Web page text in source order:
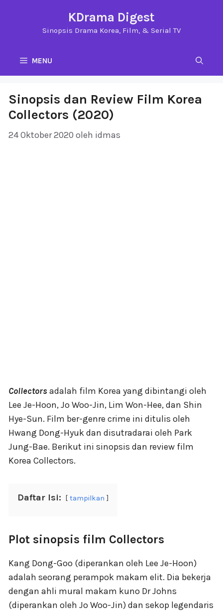
KDrama Digest
Sinopsis Drama Korea, Film, & Serial TV
MENU
Sinopsis dan Review Film Korea
Collectors (2020)
24 Oktober 2020 oleh idmas
Collectors adalah film Korea yang dibintangi oleh
Lee Je-Hoon, Jo Woo-Jin, Lim Won-Hee, dan Shin
Hye-Sun. Film ber-genre crime ini ditulis oleh
Hwang Dong-Hyuk dan disutradarai oleh Park
Jung-Bae. Berikut ini sinopsis dan review film
Korea Collectors.
Daftar Isi: tampilkan
Plot sinopsis film Collectors
Kang Dong-Goo (diperankan oleh Lee Je-Hoon)
adalah seorang perampok makam elit. Dia bekerja
dengan ahli mural makam kuno Dr Johns
(diperankan oleh Jo Woo-Jin) dan sekop legendaris